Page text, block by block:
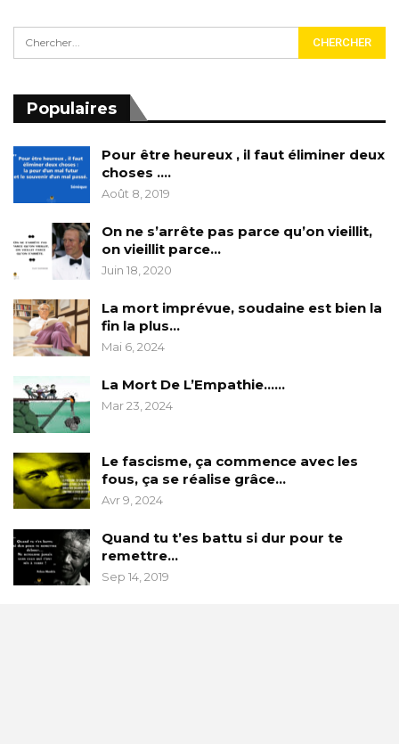
Populaires
Pour être heureux , il faut éliminer deux
choses ….
Août 8, 2019
On ne s’arrête pas parce qu’on vieillit,
on vieillit parce…
Juin 18, 2020
La mort imprévue, soudaine est bien la
fin la plus…
Mai 6, 2024
La Mort De L’Empathie……
Mar 23, 2024
Le fascisme, ça commence avec les
fous, ça se réalise grâce…
Avr 9, 2024
Quand tu t’es battu si dur pour te
remettre…
Sep 14, 2019